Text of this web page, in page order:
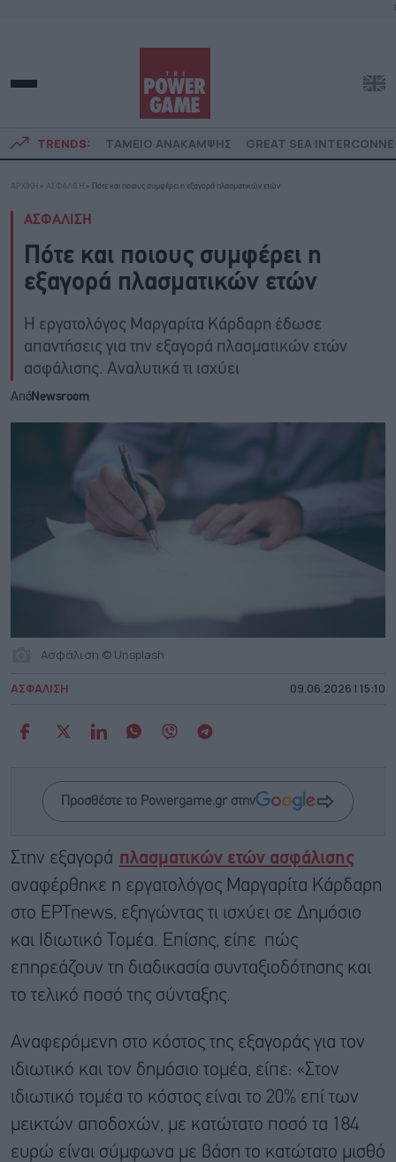
TRENDS: ΤΑΜΕΙΟ ΑΝΑΚΑΜΨΗΣ GREAT SEA
ΑΡΧΙΚΗ » ΑΣΦΑΛΙΣΗ » Πότε και ποιους συμφέρει η εξαγορά πλασματικών ετών
ΑΣΦΑΛΙΣΗ
Πότε και ποιους συμφέρει η
εξαγορά πλασματικών ετών
Η εργατολόγος Μαργαρίτα Κάρδαρη έδωσε
απαντήσεις για την εξαγορά πλασματικών ετών
ασφάλισης. Aναλυτικά τι ισχύει
ΑπόNewsroom
Ασφάλιση © Unsplash
ΑΣΦΑΛΙΣΗ 09.06.2026 | 15:10
Προσθέστε το Powergame.gr στην
Στην εξαγορά πλασματικών ετών ασφάλισης
αναφέρθηκε η εργατολόγος Μαργαρίτα Κάρδαρη
στο ΕΡΤnews, εξηγώντας τι ισχύει σε Δημόσιο
και Ιδιωτικό Τομέα. Επίσης, είπε πώς
επηρεάζουν τη διαδικασία συνταξιοδότησης και
το τελικό ποσό της σύνταξης.
Αναφερόμενη στο κόστος της εξαγοράς για τον
ιδιωτικό και τον δημόσιο τομέα, είπε: «Στον
ιδιωτικό τομέα το κόστος είναι το 20% επί των
μεικτών αποδοχών, με κατώτατο ποσό τα 184
ευρώ είναι σύμφωνα με βάση το κατώτατο μισθό